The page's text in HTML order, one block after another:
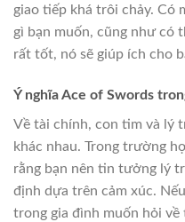
giao tiếp khá trôi chảy. Có
gì bạn muốn, cũng như có
rất tốt, nó sẽ giúp ích cho
Ý nghĩa Ace of Swords
Về tài chính, con tim và lý
khác nhau. Trong trường
rằng bạn nên tin tưởng lý
định dựa trên cảm xúc.
trong gia đình muốn hỏi